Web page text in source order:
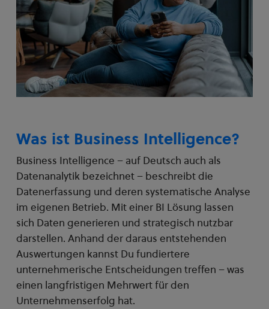
Was ist Business Intelligence?
Business Intelligence – auf Deutsch auch als
Datenanalytik bezeichnet – beschreibt die
Datenerfassung und deren systematische Analyse
im eigenen Betrieb. Mit einer BI Lösung lassen
sich Daten generieren und strategisch nutzbar
darstellen. Anhand der daraus entstehenden
Auswertungen kannst Du fundiertere
unternehmerische Entscheidungen treffen – was
einen langfristigen Mehrwert für den
Unternehmenserfolg hat.